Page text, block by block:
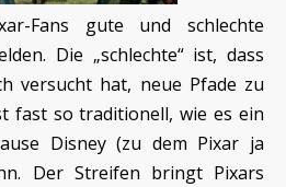
Fans gute und schlechte
Die „schlechte“ ist, dass
versucht hat, neue Pfade zu
fast so traditionell, wie es ein
Disney (zu dem Pixar ja
Der Streifen bringt Pixars